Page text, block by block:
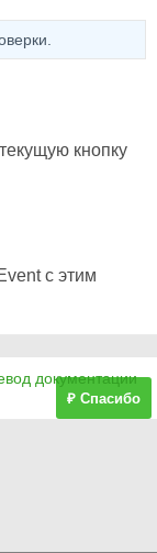
кнопку
с этим
документации
₽ Спасибо